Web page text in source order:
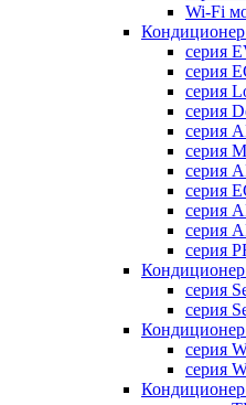
Wi-Fi
серия
серия
серия
серия
серия
серия
серия
серия
серия
серия
серия
серия
серия
серия
серия
Кондиционер